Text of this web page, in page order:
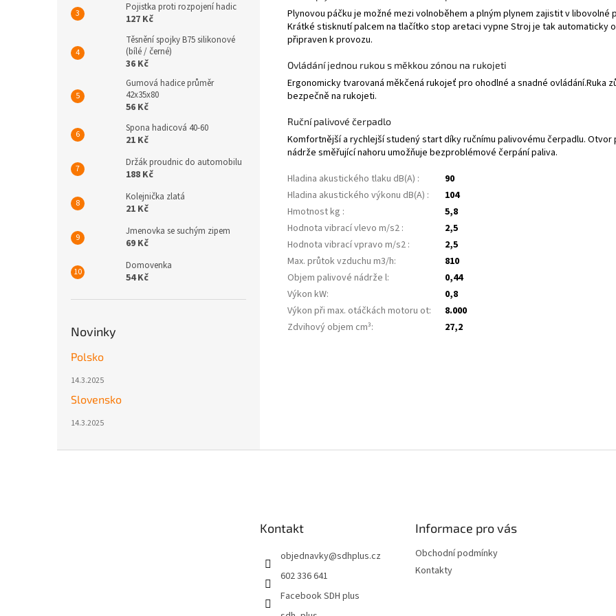
Pojistka proti rozpojení hadic
127 Kč
Těsnění spojky B75 silikonové
(bílé / černé)
36 Kč
Gumová hadice průměr
42x35x80
56 Kč
Spona hadicová 40-60
21 Kč
Držák proudnic do automobilu
188 Kč
Kolejnička zlatá
21 Kč
Jmenovka se suchým zipem
69 Kč
Domovenka
54 Kč
Novinky
Polsko
14.3.2025
Slovensko
14.3.2025
Plynovou páčku je možné mezi volnoběhem a plným plynem zajistit v libovolné
Krátké stisknutí palcem na tlačítko stop aretaci vypne Stroj je tak automaticky
připraven k provozu.
Ovládání jednou rukou s měkkou zónou na rukojeti
Ergonomicky tvarovaná měkčená rukojeť pro ohodlné a snadné ovládání.Ruka
bezpečně na rukojeti.
Ruční palivové čerpadlo
Komfortnější a rychlejší studený start díky ručnímu palivovému čerpadlu. Otvor
nádrže směřující nahoru umožňuje bezproblémové čerpání paliva.
Hladina akustického tlaku dB(A) :
90
Hladina akustického výkonu dB(A) :
104
Hmotnost kg :
5,8
Hodnota vibrací vlevo m/s2 :
2,5
Hodnota vibrací vpravo m/s2 :
2,5
Max. průtok vzduchu m3/h:
810
Objem palivové nádrže l:
0,44
Výkon kW:
0,8
Výkon při max. otáčkách motoru ot:
8.000
Zdvihový objem cm³: 27,2
Kontakt
objednavky@sdhplus.cz
602 336 641
Facebook SDH plus
Informace pro vás
Obchodní podmínky
Kontakty